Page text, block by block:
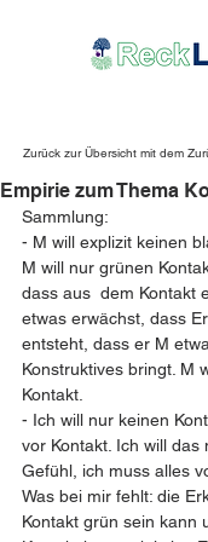
Zurück zur Übersicht mit dem
Empirie zum Thema
Sammlung:
- M will explizit keinen
M will nur grünen
dass aus  dem Kontakt
etwas erwächst, dass
entsteht, dass er M
Konstruktives bringt. M
Kontakt.
- Ich will nur keinen
vor Kontakt. Ich will das
Gefühl, ich muss alles
Was bei mir fehlt: die
Kontakt grün sein kann